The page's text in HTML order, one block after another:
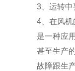
3、运转
4、在风
是一种应
甚至生产
故障跟生